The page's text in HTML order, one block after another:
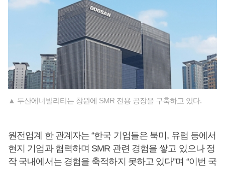
▲ 두산에너빌리티는 창원에 SMR 전용 공장을 구축하고 있다.
원전업계 한 관계자는 “한국 기업들은 북미, 유럽 등에서
현지 기업과 협력하며 SMR 관련 경험을 쌓고 있으나 정
작 국내에서는 경험을 축적하지 못하고 있다”며 “이번 국